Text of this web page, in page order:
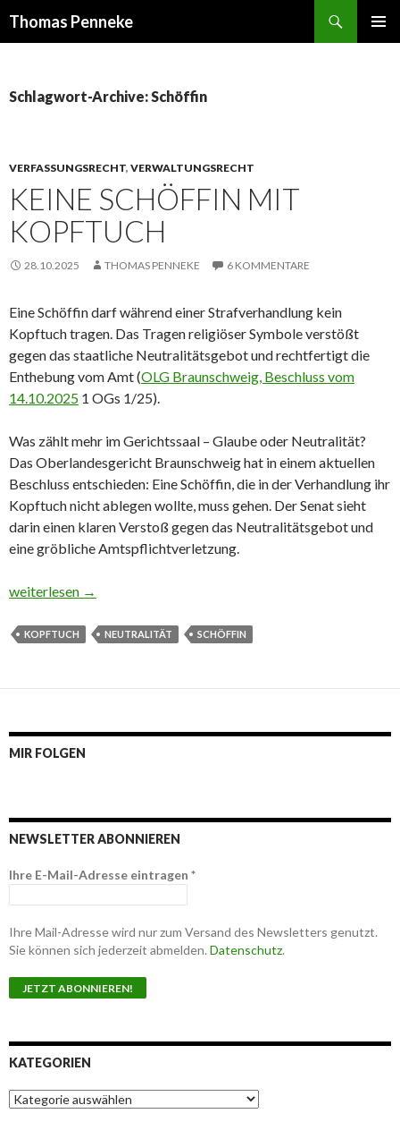
Thomas Penneke
Schlagwort-Archive: Schöffin
VERFASSUNGSRECHT, VERWALTUNGSRECHT
KEINE SCHÖFFIN MIT
KOPFTUCH
28.10.2025 THOMAS PENNEKE 6 KOMMENTARE
Eine Schöffin darf während einer Strafverhandlung kein
Kopftuch tragen. Das Tragen religiöser Symbole verstößt
gegen das staatliche Neutralitätsgebot und rechtfertigt die
Enthebung vom Amt (OLG Braunschweig, Beschluss vom
14.10.2025 1 OGs 1/25).
Was zählt mehr im Gerichtssaal – Glaube oder Neutralität?
Das Oberlandesgericht Braunschweig hat in einem aktuellen
Beschluss entschieden: Eine Schöffin, die in der Verhandlung ihr
Kopftuch nicht ablegen wollte, muss gehen. Der Senat sieht
darin einen klaren Verstoß gegen das Neutralitätsgebot und
eine gröbliche Amtspflichtverletzung.
Keine Schöffin mit Kopftuch
weiterlesen →
KOPFTUCH NEUTRALITÄT SCHÖFFIN
MIR FOLGEN
NEWSLETTER ABONNIEREN
Ihre E-Mail-Adresse eintragen *
Ihre Mail-Adresse wird nur zum Versand des Newsletters genutzt.
Sie können sich jederzeit abmelden. Datenschutz.
KATEGORIEN
K
a